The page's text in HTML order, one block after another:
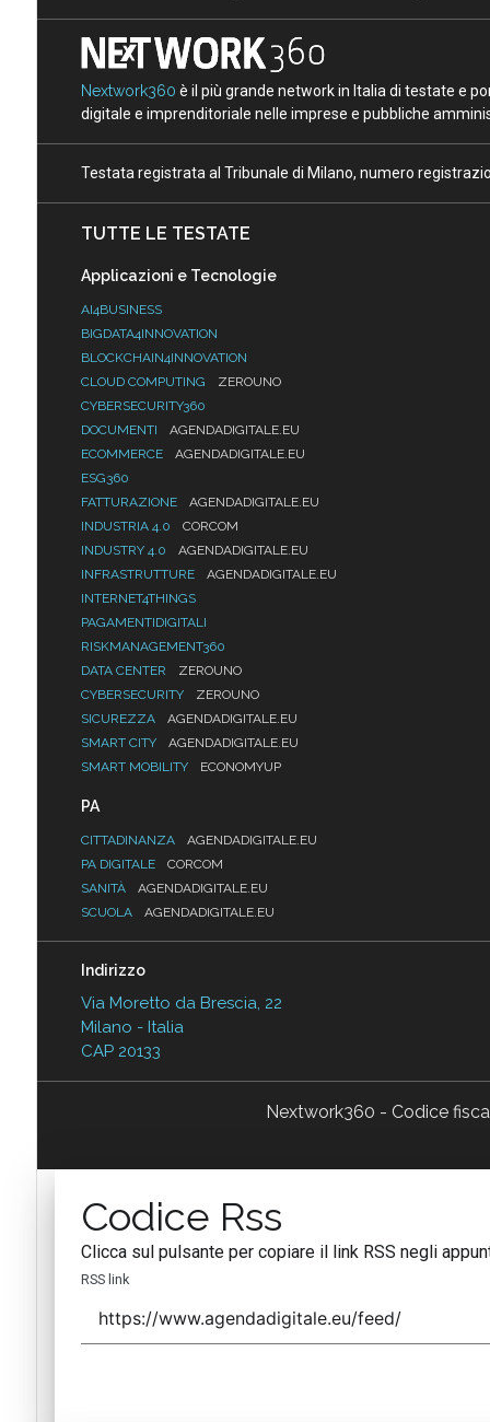
Nextwork360 è il più grande network in Italia di testate e
digitale e imprenditoriale nelle imprese e pubbliche
Testata registrata al Tribunale di Milano, numero
TUTTE LE TESTATE
Applicazioni e Tecnologie
AI4BUSINESS
BIGDATA4INNOVATION
BLOCKCHAIN4INNOVATION
CLOUD COMPUTING
ZEROUNO
CYBERSECURITY360
DOCUMENTI
AGENDADIGITALE.EU
ECOMMERCE
AGENDADIGITALE.EU
ESG360
FATTURAZIONE
AGENDADIGITALE.EU
INDUSTRIA 4.0
CORCOM
INDUSTRY 4.0
AGENDADIGITALE.EU
INFRASTRUTTURE
AGENDADIGITALE.EU
INTERNET4THINGS
PAGAMENTIDIGITALI
RISKMANAGEMENT360
DATA CENTER
ZEROUNO
CYBERSECURITY
ZEROUNO
SICUREZZA
AGENDADIGITALE.EU
SMART CITY
AGENDADIGITALE.EU
SMART MOBILITY
ECONOMYUP
PA
CITTADINANZA
AGENDADIGITALE.EU
PA DIGITALE
CORCOM
SANITÀ
AGENDADIGITALE.EU
SCUOLA
AGENDADIGITALE.EU
Indirizzo
Via Moretto da Brescia, 22
Milano - Italia
CAP 20133
Nextwork360 - Codice
Codice Rss
Clicca sul pulsante per copiare il link RSS negli
RSS link